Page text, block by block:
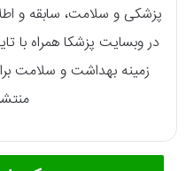
پزشکی و سلامت، سابقه و
در وبسایت پزشکا همراه با
زمینه بهداشت و سلامت